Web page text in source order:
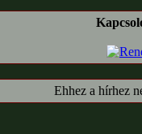
Ehhez a hírhez